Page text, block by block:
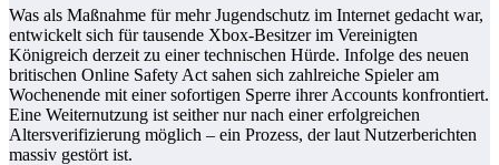
Was als Maßnahme für mehr Jugendschutz im Internet gedacht war,
entwickelt sich für tausende Xbox-Besitzer im Vereinigten
Königreich derzeit zu einer technischen Hürde. Infolge des neuen
britischen Online Safety Act sahen sich zahlreiche Spieler am
Wochenende mit einer sofortigen Sperre ihrer Accounts konfrontiert.
Eine Weiternutzung ist seither nur nach einer erfolgreichen
Altersverifizierung möglich – ein Prozess, der laut Nutzerberichten
massiv gestört ist.